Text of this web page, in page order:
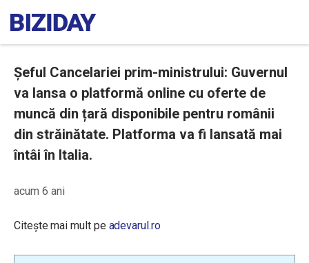
Șeful Cancelariei prim-ministrului: Guvernul
va lansa o platformă online cu oferte de
muncă din țară disponibile pentru românii
din străinătate. Platforma va fi lansată mai
întâi în Italia.
acum 6 ani
Citește mai mult pe adevarul.ro